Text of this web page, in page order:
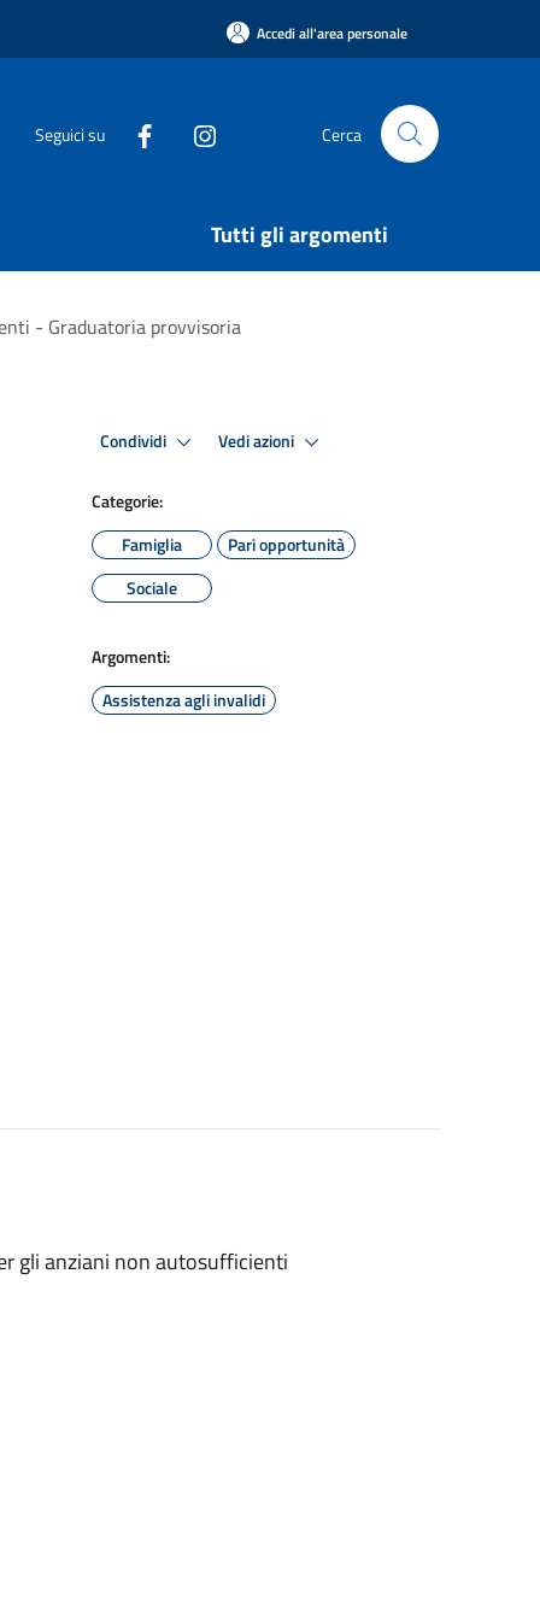
Accedi all'area personale
Seguici su Cerca
Tutti gli argomenti
- Graduatoria provvisoria
Condividi Vedi azioni
Categorie:
Famiglia
Pari opportunità
Sociale
Argomenti:
Assistenza agli invalidi
gli anziani non autosufficienti